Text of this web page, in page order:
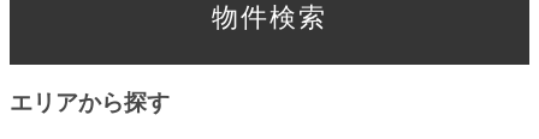
エリアから探す